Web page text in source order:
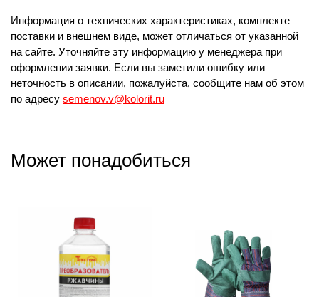
Информация о технических характеристиках, комплекте
поставки и внешнем виде, может отличаться от указанной
на сайте. Уточняйте эту информацию у менеджера при
оформлении заявки. Если вы заметили ошибку или
неточность в описании, пожалуйста, сообщите нам об этом
по адресу semenov.v@kolorit.ru
Может понадобиться